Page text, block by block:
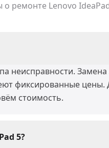
о ремонте Lenovo
неисправности. Замена
фиксированные цены.
стоимость.
5?